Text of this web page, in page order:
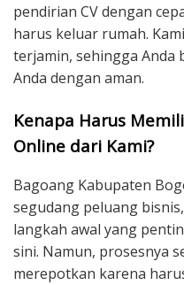
pendirian CV dengan
harus keluar rumah.
terjamin, sehingga Anda
Anda dengan aman.
Kenapa Harus
Online dari Kami?
Bagoang Kabupaten
segudang peluang
langkah awal yang
sini. Namun, prosesnya
merepotkan karena